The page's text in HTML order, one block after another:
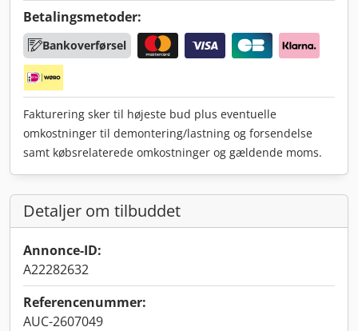
Betalingsmetoder:
Bankoverførsel
Fakturering sker til højeste bud plus eventuelle
omkostninger til demontering/lastning og forsendelse
samt købsrelaterede omkostninger og gældende moms.
Detaljer om tilbuddet
Annonce-ID:
A22282632
Referencenummer:
AUC-2607049